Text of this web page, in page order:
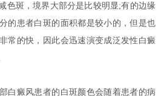
色斑，境界大部分是比较明显;有的边缘
的患者白斑的面积都是较小的，但是也
常的快，因此会迅速演变成泛发性白癜
癜风患者的白斑颜色会随着患者的病